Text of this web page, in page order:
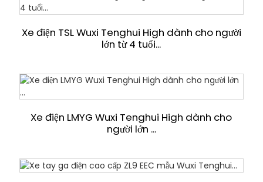
Xe điện TSL Wuxi Tenghui High dành cho người
lớn từ 4 tuổi...
Xe điện LMYG Wuxi Tenghui High dành cho
người lớn ...